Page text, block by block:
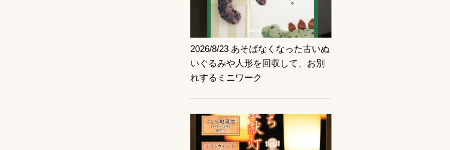
2026/8/23 あそばなくなった古いぬ
いぐるみや人形を回収して、お別
れするミニワーク
記事を読む
記事を読む